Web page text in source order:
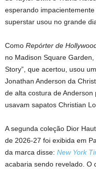
esperando
superstar usou no grande
Como Repórter de
no Madison Square
Story”, que acertou, usou
Jonathan Anderson da
de alta costura de
usavam sapatos Christian
A segunda coleção Dior
de 2026-27 foi exibida em
da marca disse: New York
acabaria sendo revelado. O